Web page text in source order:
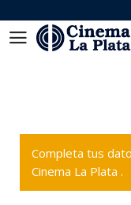
Completa tus
Cinema La Plata .